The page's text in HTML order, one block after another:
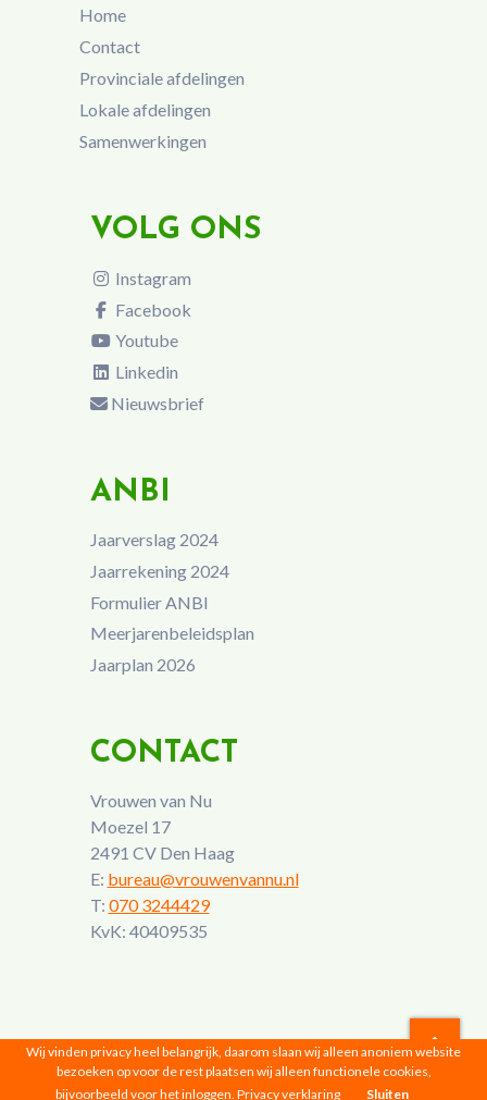
Home
Contact
Provinciale afdelingen
Lokale afdelingen
Samenwerkingen
VOLG ONS
Instagram
Facebook
Youtube
Linkedin
Nieuwsbrief
ANBI
Jaarverslag 2024
Jaarrekening 2024
Formulier ANBI
Meerjarenbeleidsplan
Jaarplan 2026
CONTACT
Vrouwen van Nu
Moezel 17
2491 CV Den Haag
E: bureau@vrouwenvannu.nl
T: 070 3244429
KvK: 40409535
Vrouwen van Nu © 2026 |Privacyverklaring
Wij vinden privacy heel belangrijk, daarom slaan wij alleen anoniem website
bezoeken op voor de rest plaatsen wij alleen functionele cookies,
bijvoorbeeld voor het inloggen. Privacy verklaring Sluiten